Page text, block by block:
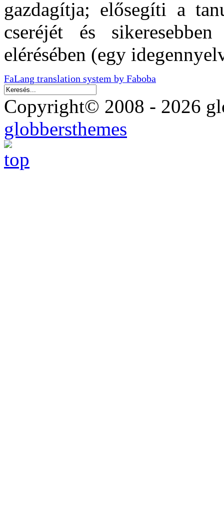
gazdagítja; elősegíti a
cseréjét és
elérésében (egy
FaLang translation system by Faboba
Copyright© 2008 - 2026
globbersthemes